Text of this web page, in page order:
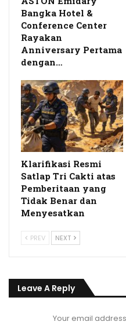
Bangka Hotel &
Conference Center
Rayakan
Anniversary Pertama
dengan…
Klarifikasi Resmi
Satlap Tri Cakti atas
Pemberitaan yang
Tidak Benar dan
Menyesatkan
PREV NEXT
Leave A Reply
Your email